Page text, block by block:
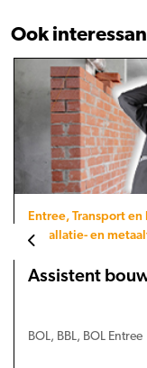
Ook
Entree, Transport
installatie- en
Assistent
BOL, BBL, BOL Entree